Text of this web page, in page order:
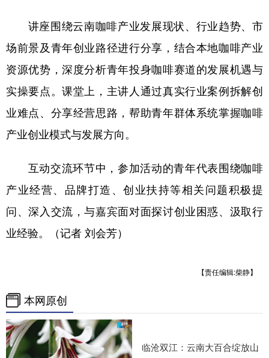
讲座围绕云南咖啡产业发展现状、行业趋势、市
场前景及青年创业路径进行分享，结合本地咖啡产业
资源优势，深度分析青年投身咖啡赛道的发展机遇与
实操要点。课堂上，主讲人通过真实行业案例拆解创
业难点、分享经营思路，帮助青年群体系统掌握咖啡
产业创业模式与发展方向。
互动交流环节中，参加活动的青年代表围绕咖啡
产业经营、品牌打造、创业扶持等相关问题积极提
问、深入交流，与嘉宾面对面探讨创业困惑、汲取行
业经验。（记者 刘会芳）
【责任编辑:柴静】
本网原创
临沧双江：云南大百合绽放山